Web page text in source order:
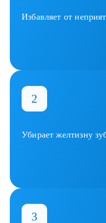
Избавляет от
Убирает желтизну